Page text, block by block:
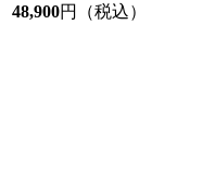
48,900円（税込）